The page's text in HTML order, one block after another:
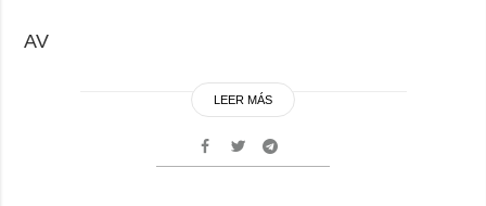
AV
LEER MÁS